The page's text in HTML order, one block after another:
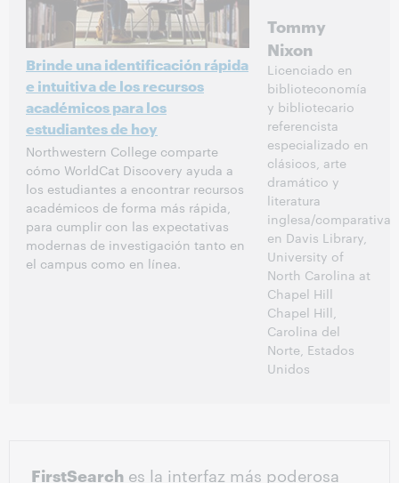
Brinde una identificación rápida
e intuitiva de los recursos
académicos para los
estudiantes de hoy
Northwestern College comparte
cómo WorldCat Discovery ayuda a
los estudiantes a encontrar recursos
académicos de forma más rápida,
para cumplir con las expectativas
modernas de investigación tanto en
el campus como en línea.
Tommy
Nixon
Licenciado en
biblioteconomía
y bibliotecario
referencista
especializado en
clásicos, arte
dramático y
literatura
inglesa/comparativa
en Davis Library,
University of
North Carolina at
Chapel Hill
Chapel Hill,
Carolina del
Norte, Estados
Unidos
FirstSearch es la interfaz más poderosa